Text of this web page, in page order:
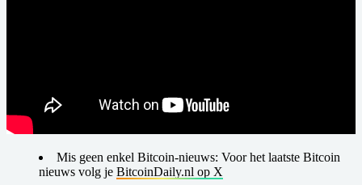
Mis geen enkel Bitcoin-nieuws: Voor het laatste Bitcoin
nieuws volg je BitcoinDaily.nl op X